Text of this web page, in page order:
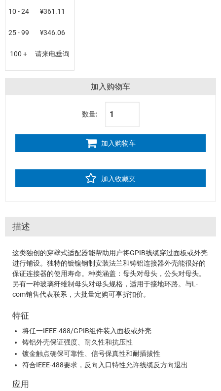
10 - 24 ¥361.11
25 - 99 ¥346.06
100 + 请来电垂询
加入购物车
数量:
加入购物车
加入收藏夹
描述
这类独创的穿壁式适配器能帮助用户将GPIB线缆穿过面板或外壳
进行铺设。独特的镀镍钢制安装法兰和铸铝连接器外壳能很好的
保证连接器的使用寿命。种类涵盖：母头对母头，公头对母头。
另有一种玻璃纤维制母头对母头规格，适用于接地环路。与L-
com销售代表联系，大批量定购可享折扣价。
特征
将任一IEEE-488/GPIB组件装入面板或外壳
铸铝外壳保证强度、耐久性和抗压性
镀金触点确保可靠性、信号保真性和耐插拔性
符合IEEE-488要求，反向入口特性允许线缆反方向退出
应用